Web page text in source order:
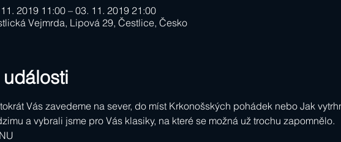
2019 11:00 – 03. 11. 2019 21:00
Vejmrda, Lipová 29, Čestlice, Česko
události
Vás zavedeme na sever, do míst Krkonošských pohádek nebo Jak
a vybrali jsme pro Vás klasiky, na které se možná už trochu zapomnělo.